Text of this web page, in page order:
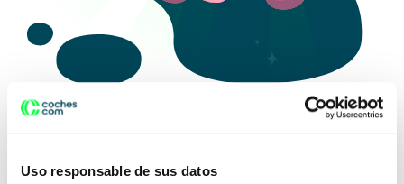
Uso responsable de sus datos